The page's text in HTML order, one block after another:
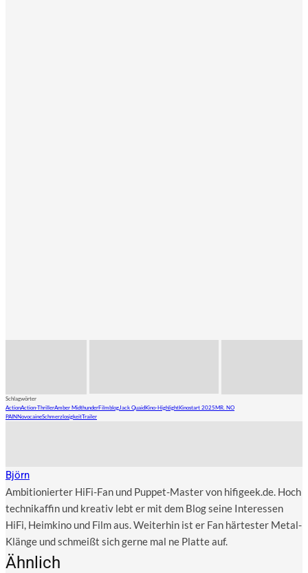
Schlagwörter
ActionAction-ThrillerAmber MidthunderFilmblog Jack QuaidKino-HighlightKinostart 2025MR. NO
PAINNovocaineSchmerzlosigkeitTrailer
Björn
Ambitionierter HiFi-Fan und Puppet-Master von hifigeek.de. Hoch
technikaffin und kreativ lebt er mit dem Blog seine Interessen
HiFi, Heimkino und Film aus. Weiterhin ist er Fan härtester Metal-
Klänge und schmeißt sich gerne mal ne Platte auf.
Ähnlich